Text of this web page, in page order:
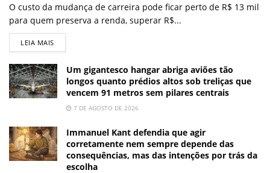
O custo da mudança de carreira pode ficar perto de R$ 13 mil
para quem preserva a renda, superar R$...
LEIA MAIS
Um gigantesco hangar abriga aviões tão
longos quanto prédios altos sob treliças que
vencem 91 metros sem pilares centrais
7 DE AGOSTO DE 2026
Immanuel Kant defendia que agir
corretamente nem sempre depende das
consequências, mas das intenções por trás da
escolha